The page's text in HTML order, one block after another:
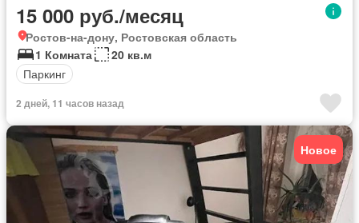
15 000 руб./месяц
Ростов-на-дону, Ростовская область
1 Комната
20 кв.м
Паркинг
2 дней, 11 часов назад
Новое